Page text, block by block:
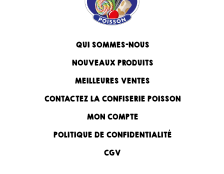
QUI SOMMES-NOUS
NOUVEAUX PRODUITS
MEILLEURES VENTES
CONTACTEZ LA CONFISERIE POISSON
MON COMPTE
POLITIQUE DE CONFIDENTIALITÉ
CGV